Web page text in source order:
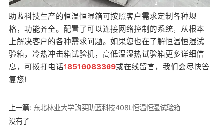
助蓝科技生产的恒温恒湿箱可按照客户需求定制各种规
格，功能齐全。配置了可以连接网络控制的系统，从根本
上解决客户的各种需求问题。如果您也在了解恒温恒湿试
验箱， 冷热冲击箱试验机，高低温湿热试验箱更多详细信
息，可拨打电话18516083369或在线留言，我们会尽快答
复您!
上一篇: 东北林业大学购买助蓝科技408L恒温恒湿试验箱
没有了